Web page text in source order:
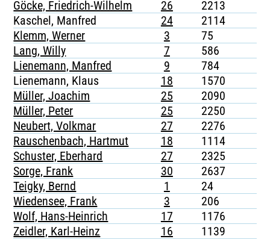
Göcke, Friedrich-Wilhelm
26 2213
Kaschel, Manfred
24 2114
Klemm, Werner
3 75
Lang, Willy
7 586
Lienemann, Manfred
9 784
Lienemann, Klaus
18 1570
Müller, Joachim
25 2090
Müller, Peter
25 2250
Neubert, Volkmar
27 2276
Rauschenbach, Hartmut
18 1114
Schuster, Eberhard
27 2325
Sorge, Frank
30 2637
Teigky, Bernd
1 24
Wiedensee, Frank
3 206
Wolf, Hans-Heinrich
17 1176
Zeidler, Karl-Heinz
16 1139